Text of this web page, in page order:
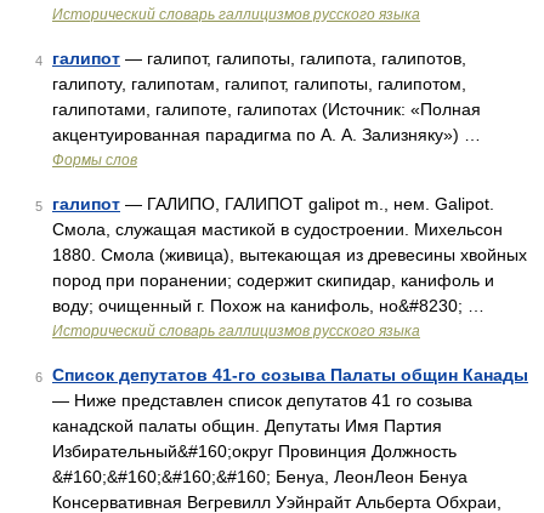
Исторический словарь галлицизмов русского языка
4 галипот — галипот, галипоты, галипота, галипотов,
галипоту, галипотам, галипот, галипоты, галипотом,
галипотами, галипоте, галипотах (Источник: «Полная
акцентуированная парадигма по А. А. Зализняку») …
Формы слов
5 галипот — ГАЛИПО, ГАЛИПОТ galipot m., нем. Galipot.
Смола, служащая мастикой в судостроении. Михельсон
1880. Смола (живица), вытекающая из древесины хвойных
пород при поранении; содержит скипидар, канифоль и
воду; очищенный г. Похож на канифоль, но&#8230; …
Исторический словарь галлицизмов русского языка
6
Список депутатов 41-го созыва Палаты общин Канады
— Ниже представлен список депутатов 41 го созыва
канадской палаты общин. Депутаты Имя Партия
Избирательный&#160;округ Провинция Должность
&#160;&#160;&#160;&#160; Бенуа, ЛеонЛеон Бенуа
Консервативная Вегревилл Уэйнрайт Альберта Обхраи,